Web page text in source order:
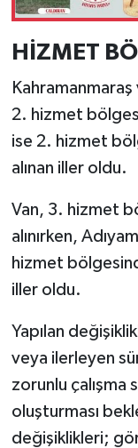
HİZMET
2. hizmet
ise 2. hizmet
alınan iller oldu.
Van, 3. hizmet
alınırken,
hizmet
iller oldu.
Yapılan
veya ilerleyen
zorunlu
oluşturması
değişiklikleri;